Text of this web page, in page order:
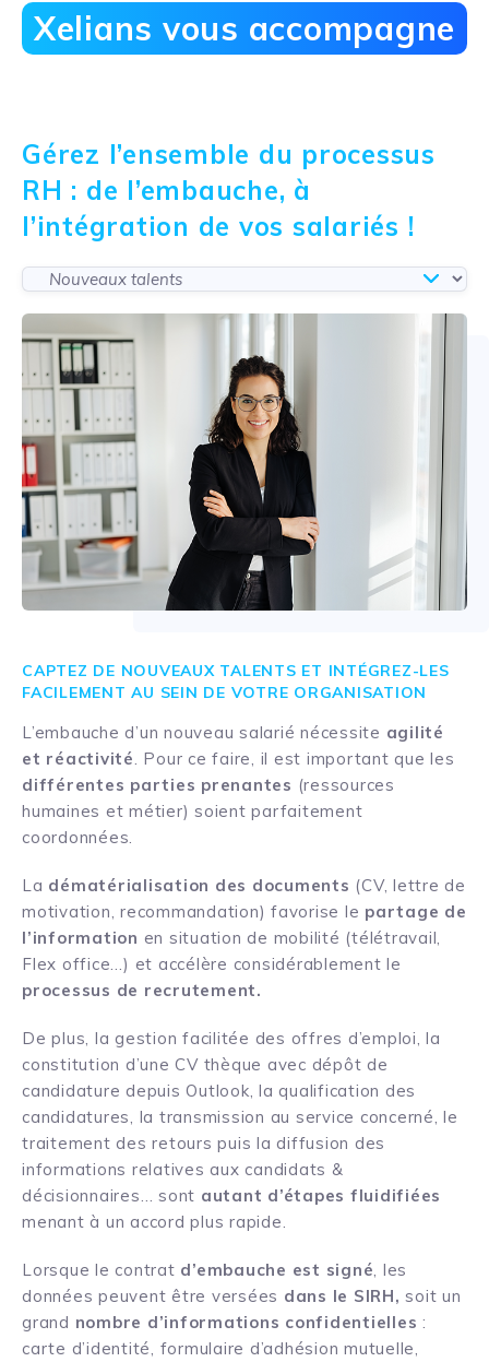
Xelians vous accompagne
Gérez l’ensemble du processus
RH : de l’embauche, à
l’intégration de vos salariés !
CAPTEZ DE NOUVEAUX TALENTS ET INTÉGREZ-LES
FACILEMENT AU SEIN DE VOTRE ORGANISATION
L’embauche d’un nouveau salarié nécessite agilité
et réactivité. Pour ce faire, il est important que les
différentes parties prenantes (ressources
humaines et métier) soient parfaitement
coordonnées.
La dématérialisation des documents (CV, lettre de
motivation, recommandation) favorise le partage de
l’information en situation de mobilité (télétravail,
Flex office…) et accélère considérablement le
processus de recrutement.
De plus, la gestion facilitée des offres d’emploi, la
constitution d’une CV thèque avec dépôt de
candidature depuis Outlook, la qualification des
candidatures, la transmission au service concerné, le
traitement des retours puis la diffusion des
informations relatives aux candidats &
décisionnaires… sont autant d’étapes fluidifiées
menant à un accord plus rapide.
Lorsque le contrat d’embauche est signé, les
données peuvent être versées dans le SIRH,soit un
grand nombre d’informations confidentielles :
carte d’identité, formulaire d’adhésion mutuelle,